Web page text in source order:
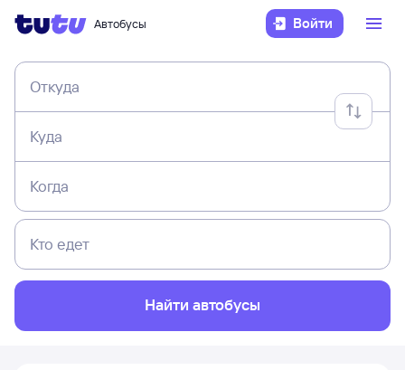
Автобусы Войти
Откуда
Куда
Когда
Кто едет
Найти автобусы